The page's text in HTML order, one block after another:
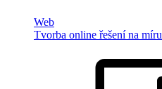
Web
Tvorba online řešení na míru